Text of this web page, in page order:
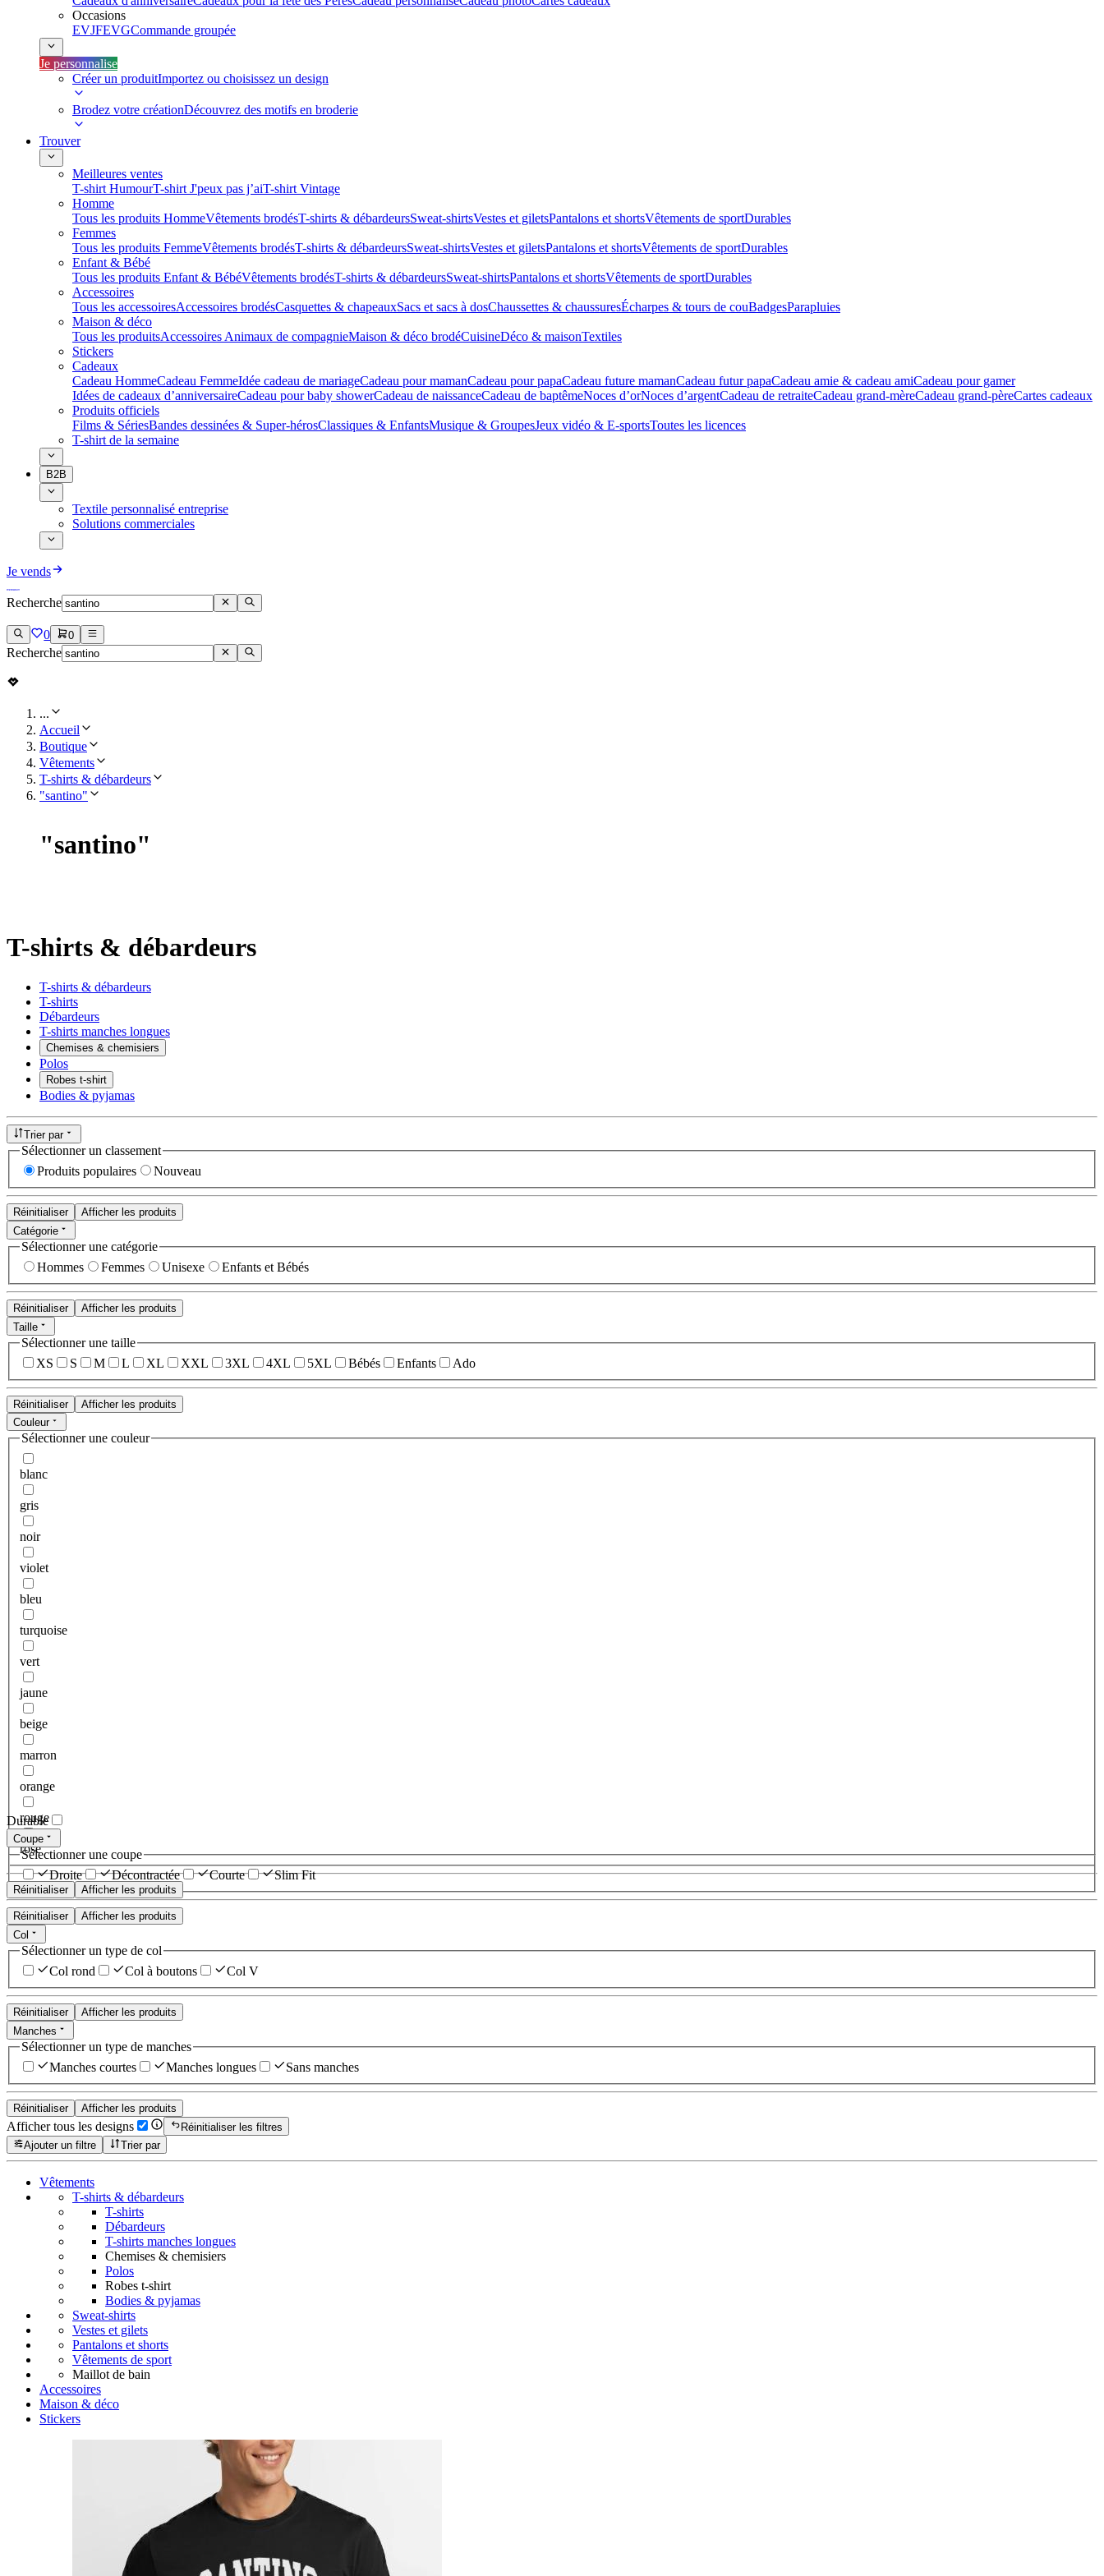
Occasions
EVJFEVGCommande groupée
Je personnalise
Créer un produitImportez ou choisissez un design
Brodez votre créationDécouvrez des motifs en broderie
Trouver
Meilleures ventes
T-shirt HumourT-shirt J'peux pas j’aiT-shirt Vintage
Homme
Tous les produits HommeVêtements brodésT-shirts & débardeursSweat-shirtsVestes et giletsPantalons et shortsVêtements de sportDurables
Femmes
Tous les produits FemmeVêtements brodésT-shirts & débardeursSweat-shirtsVestes et giletsPantalons et shortsVêtements de sportDurables
Enfant & Bébé
Tous les produits Enfant & BébéVêtements brodésT-shirts & débardeursSweat-shirtsPantalons et shortsVêtements de sportDurables
Accessoires
Tous les accessoiresAccessoires brodésCasquettes & chapeauxSacs et sacs à dosChaussettes & chaussuresÉcharpes & tours de couBadgesParapluies
Maison & déco
Tous les produitsAccessoires Animaux de compagnieMaison & déco brodéCuisineDéco & maisonTextiles
Stickers
Cadeaux
Cadeau HommeCadeau FemmeIdée cadeau de mariage​Cadeau pour mamanCadeau pour papaCadeau future mamanCadeau futur papaCadeau amie & cadeau amiCadeau pour gamer
Idées de cadeaux d’anniversaireCadeau pour baby showerCadeau de naissanceCadeau de baptêmeNoces d’orNoces d’argentCadeau de retraiteCadeau grand-mèreCadeau grand-pèreCartes cadeaux
Produits officiels
Films & SériesBandes dessinées & Super-hérosClassiques & EnfantsMusique & GroupesJeux vidéo & E-sportsToutes les licences
T-shirt de la semaine
B2B
Textile personnalisé entreprise
Solutions commerciales
Je vends
Recherche
0 0
Recherche
...
Accueil
Boutique
Vêtements
T-shirts & débardeurs
"santino"
"santino"
T-shirts & débardeurs
T-shirts & débardeurs
T-shirts
Débardeurs
T-shirts manches longues
Chemises & chemisiers
Polos
Robes t-shirt
Bodies & pyjamas
Trier par
Sélectionner un classement
Produits populaires
Nouveau
Réinitialiser
Afficher les produits
Catégorie
Sélectionner une catégorie
Hommes
Femmes Unisexe Enfants et Bébés
Réinitialiser
Afficher les produits
Taille
Sélectionner une taille
XS
S M L XL XXL 3XL 4XL 5XL Bébés Enfants Ado
Réinitialiser
Afficher les produits
Couleur
Sélectionner une couleur
blanc
gris
noir
violet
bleu
turquoise
vert
jaune
beige
marron
orange
rouge
rose
Réinitialiser Afficher les produits
Durable
Coupe
Sélectionner une coupe
Droite
Décontractée Courte Slim Fit
Réinitialiser
Afficher les produits
Col
Sélectionner un type de col
Col rond
Col à boutons Col V
Réinitialiser
Afficher les produits
Manches
Sélectionner un type de manches
Manches courtes
Manches longues Sans manches
Réinitialiser Afficher les produits
Afficher tous les designs
Réinitialiser les filtres
Ajouter un filtre
Trier par
Vêtements
T-shirts & débardeurs
T-shirts
Débardeurs
T-shirts manches longues
Chemises & chemisiers
Polos
Robes t-shirt
Bodies & pyjamas
Sweat-shirts
Vestes et gilets
Pantalons et shorts
Vêtements de sport
Maillot de bain
Accessoires
Maison & déco
Stickers